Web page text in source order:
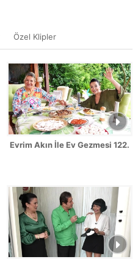
Özel Klipler
- Sahrap Soysal
Evrim Akın İle Ev Gezmesi 122.